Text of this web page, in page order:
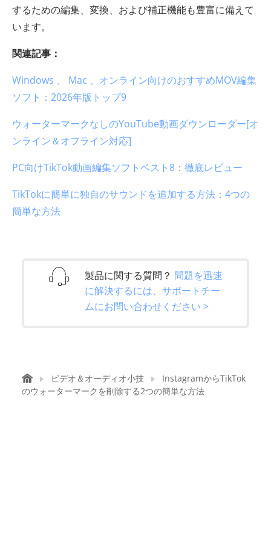
するための編集、変換、および補正機能も豊富に備えて
います。
関連記事：
Windows 、 Mac 、オンライン向けのおすすめMOV編集
ソフト：2026年版トップ9
ウォーターマークなしのYouTube動画ダウンローダー[オ
ンライン＆オフライン対応]
PC向けTikTok動画編集ソフトベスト8：徹底レビュー
TikTokに簡単に独自のサウンドを追加する方法：4つの
簡単な方法
製品に関する質問？ 問題を迅速
に解決するには、サポートチー
ムにお問い合わせください >
ビデオ＆オーディオ小技
InstagramからTikTok
のウォーターマークを削除する2つの簡単な方法